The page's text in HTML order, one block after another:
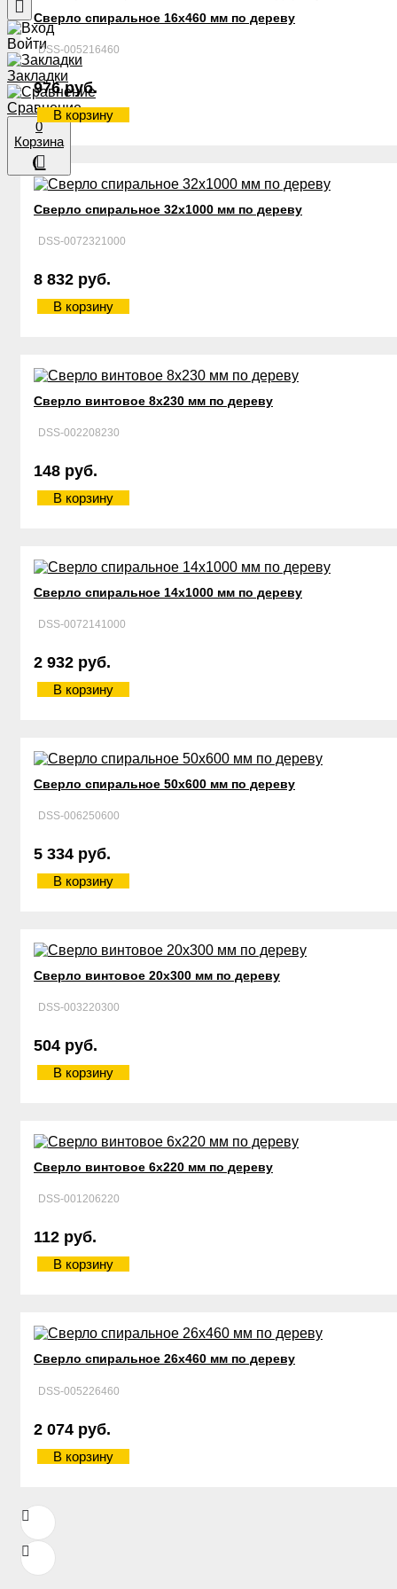
Войти
Закладки
Сравнение
0
Корзина
Сверло спиральное 16х460 мм по дереву
DSS-005216460
976 руб.
В корзину
Сверло спиральное 32х1000 мм по дереву
DSS-0072321000
8 832 руб.
В корзину
Сверло винтовое 8х230 мм по дереву
DSS-002208230
148 руб.
В корзину
Сверло спиральное 14х1000 мм по дереву
DSS-0072141000
2 932 руб.
В корзину
Сверло спиральное 50х600 мм по дереву
DSS-006250600
5 334 руб.
В корзину
Сверло винтовое 20х300 мм по дереву
DSS-003220300
504 руб.
В корзину
Сверло винтовое 6х220 мм по дереву
DSS-001206220
112 руб.
В корзину
Сверло спиральное 26х460 мм по дереву
DSS-005226460
2 074 руб.
В корзину